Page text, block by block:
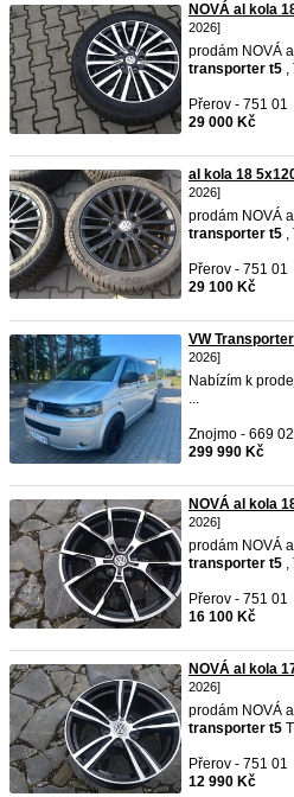
NOVÁ al kola
2026]
prodám NOVÁ
transporter t5 ,
Přerov - 751 01
29 000 Kč
al kola 18
2026]
prodám NOVÁ
transporter t5 ,
Přerov - 751 01
29 100 Kč
VW
2026]
Nabízím k
...
Znojmo - 669 02
299 990 Kč
NOVÁ al kola
2026]
prodám NOVÁ
transporter t5 ,
Přerov - 751 01
16 100 Kč
NOVÁ al kola
2026]
prodám NOVÁ
transporter t5
Přerov - 751 01
12 990 Kč